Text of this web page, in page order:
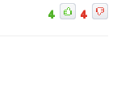
4 4